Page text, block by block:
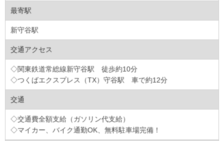
最寄駅
新守谷駅
交通アクセス
◇関東鉄道常総線新守谷駅 徒歩約10分
◇つくばエクスプレス（TX）守谷駅 車で約12分
交通
◇交通費全額支給（ガソリン代支給）
◇マイカー、バイク通勤OK、無料駐車場完備！